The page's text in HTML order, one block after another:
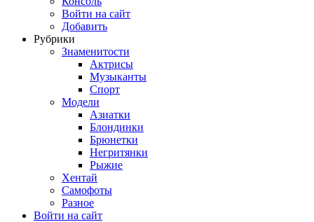
Войти на сайт
Добавить
Рубрики
Знаменитости
Актрисы
Музыканты
Спорт
Модели
Азиатки
Блондинки
Брюнетки
Негритянки
Рыжие
Хентай
Самофоты
Разное
Войти на сайт